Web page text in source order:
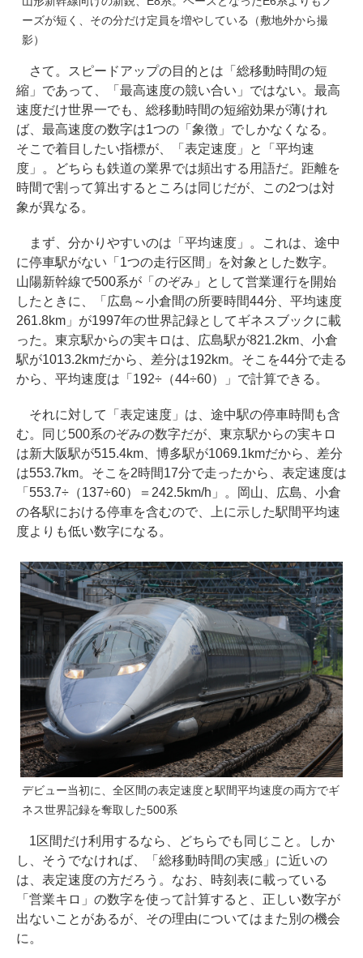
ーズが短く、その分だけ定員を増やしている（敷地外から撮
影）
さて。スピードアップの目的とは「総移動時間の短
縮」であって、「最高速度の競い合い」ではない。最高
速度だけ世界一でも、総移動時間の短縮効果が薄けれ
ば、最高速度の数字は1つの「象徴」でしかなくなる。
そこで着目したい指標が、「表定速度」と「平均速
度」。どちらも鉄道の業界では頻出する用語だ。距離を
時間で割って算出するところは同じだが、この2つは対
象が異なる。
まず、分かりやすいのは「平均速度」。これは、途中
に停車駅がない「1つの走行区間」を対象とした数字。
山陽新幹線で500系が「のぞみ」として営業運行を開始
したときに、「広島～小倉間の所要時間44分、平均速度
261.8km」が1997年の世界記録としてギネスブックに載
った。東京駅からの実キロは、広島駅が821.2km、小倉
駅が1013.2kmだから、差分は192km。そこを44分で走る
から、平均速度は「192÷（44÷60）」で計算できる。
それに対して「表定速度」は、途中駅の停車時間も含
む。同じ500系のぞみの数字だが、東京駅からの実キロ
は新大阪駅が515.4km、博多駅が1069.1kmだから、差分
は553.7km。そこを2時間17分で走ったから、表定速度は
「553.7÷（137÷60）＝242.5km/h」。岡山、広島、小倉
の各駅における停車を含むので、上に示した駅間平均速
度よりも低い数字になる。
デビュー当初に、全区間の表定速度と駅間平均速度の両方でギ
ネス世界記録を奪取した500系
1区間だけ利用するなら、どちらでも同じこと。しか
し、そうでなければ、「総移動時間の実感」に近いの
は、表定速度の方だろう。なお、時刻表に載っている
「営業キロ」の数字を使って計算すると、正しい数字が
出ないことがあるが、その理由についてはまた別の機会
に。